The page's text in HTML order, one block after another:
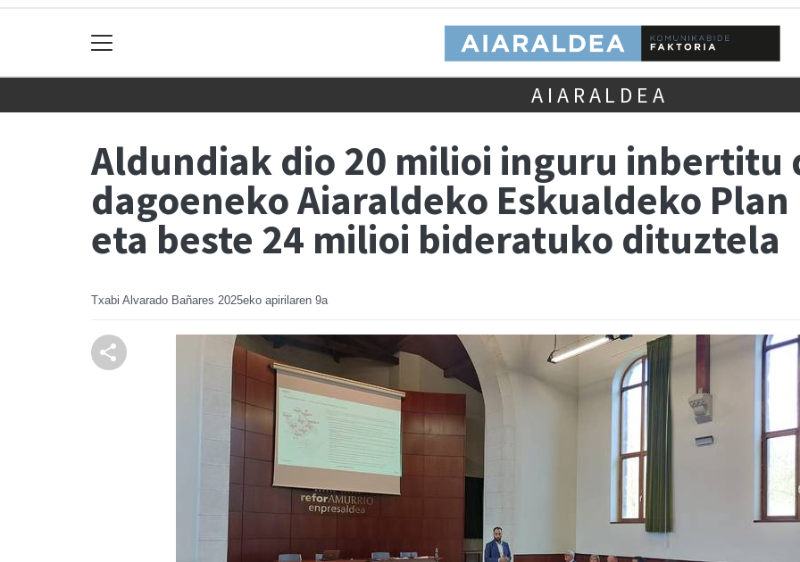
AIARALDEA
Aldundiak dio 20 milioi inguru inbertitu
dagoeneko Aiaraldeko Eskualdeko
eta beste 24 milioi bideratuko dituztela
Txabi Alvarado Bañares 2025eko apirilaren 9a